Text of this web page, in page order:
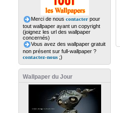
Merci de nous contacterpour
tout wallpaper ayant un copyright
(joignez les url des wallpaper
concernés)
Vous avez des wallpaper gratuit
non présent sur full-wallpaper ?
contactez-nous;)
Wallpaper du Jour